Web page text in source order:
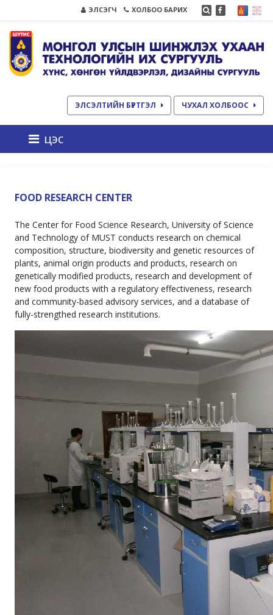
ЭЛСЭГЧ ХОЛБОО БАРИХ
ЭЛСЭЛТИЙН БҮРТГЭЛ ЧУХАЛ ХОЛБООС
цэс
FOOD RESEARCH CENTER
The Center for Food Science Research, University of Science
and Technology of MUST conducts research on chemical
composition, structure, biodiversity and genetic resources of
plants, animal origin products and products, research on
genetically modified products, research and development of
new food products with a regulatory effectiveness, research
and community-based advisory services, and a database of
fully-strengthed research institutions.